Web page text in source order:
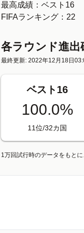
最高成績：ベスト16
FIFAランキング：22
各ラウンド進出
最終更新: 2022年12月18日
ベスト16
100.0%
11位/32カ国
1万回試行時のデータをもとに